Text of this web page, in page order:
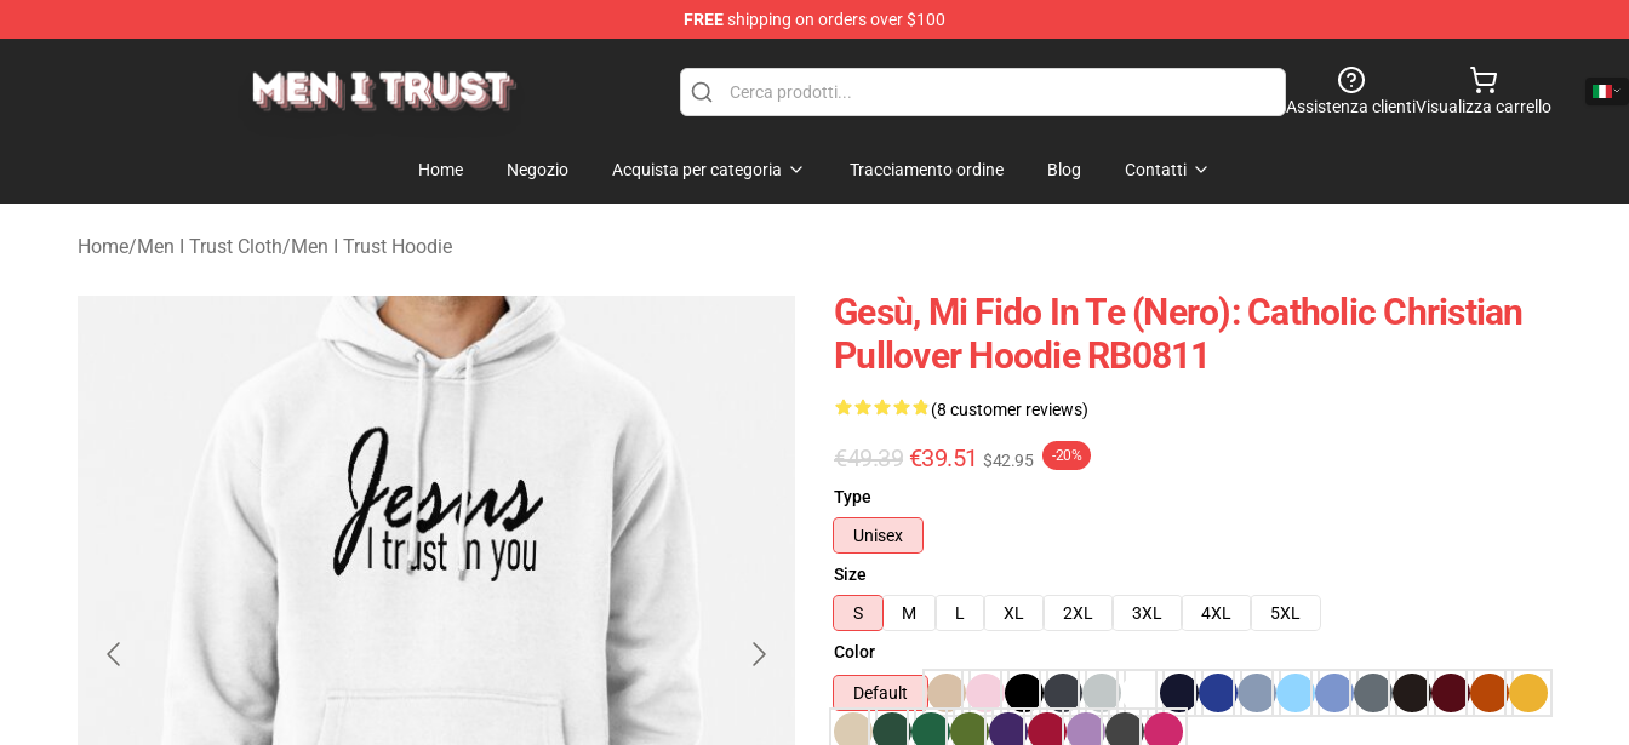
FREEshipping on orders over $100
Assistenza clientiVisualizza carrello
Home Negozio Acquista per categoria Tracciamento ordine Blog Contatti
Home/Men I Trust Cloth/Men I Trust Hoodie
Gesù, Mi Fido In Te (nero): Catholic Christian
Pullover Hoodie RB0811
(8 customer reviews)
€49.39 €39.51 $42.95 -20%
Type
Unisex
Size
S
M L XL 2XL 3XL 4XL
5XL
Color
Default